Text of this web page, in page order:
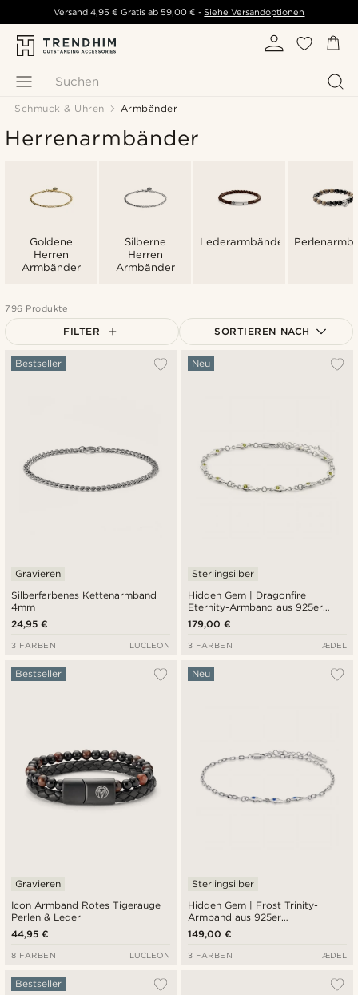
Suchen
Versand 4,95 € Gratis ab 59,00 € - Siehe Versandoptionen
Schmuck & Uhren Armbänder
Herrenarmbänder
Goldene
Herren
Armbänder
Silberne
Herren
Armbänder
Lederarmbänder
796 Produkte
FILTER SORTIEREN NACH
Am Beliebtesten
Silberfarbenes Kettenarmband
4mm
Bestseller
Gravieren
24,95 €
3 FARBEN LUCLEON
Hidden Gem | Dragonfire
Eternity-Armband aus 925er
Sterlingsilber
Neu
Sterlingsilber
179,00 €
3 FARBEN ÆDEL
Icon Armband Rotes Tigerauge
Perlen & Leder
Bestseller
Gravieren
44,95 €
8 FARBEN LUCLEON
Hidden Gem | Frost Trinity-
Armband aus 925er
Sterlingsilber
Neu
Sterlingsilber
149,00 €
3 FARBEN ÆDEL
Bestseller